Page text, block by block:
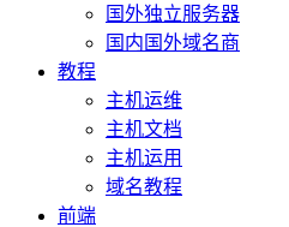
国外独立服务器
国内国外域名商
教程
主机运维
主机文档
主机运用
域名教程
前端